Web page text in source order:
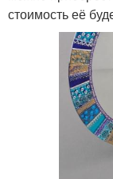
стоимость её